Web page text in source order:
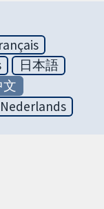
日本語
Nederlands